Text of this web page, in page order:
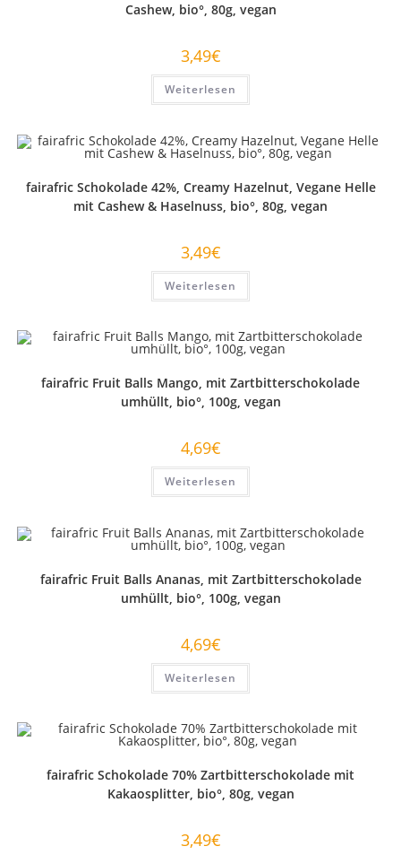
Cashew, bio°, 80g, vegan
3,49€
Weiterlesen
fairafric Schokolade 42%, Creamy Hazelnut, Vegane Helle
mit Cashew & Haselnuss, bio°, 80g, vegan
3,49€
Weiterlesen
fairafric Fruit Balls Mango, mit Zartbitterschokolade
umhüllt, bio°, 100g, vegan
4,69€
Weiterlesen
fairafric Fruit Balls Ananas, mit Zartbitterschokolade
umhüllt, bio°, 100g, vegan
4,69€
Weiterlesen
fairafric Schokolade 70% Zartbitterschokolade mit
Kakaosplitter, bio°, 80g, vegan
3,49€